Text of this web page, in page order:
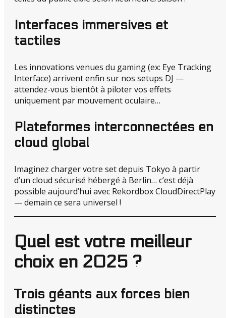
Interfaces immersives et
tactiles
Les innovations venues du gaming (ex: Eye Tracking
Interface) arrivent enfin sur nos setups DJ —
attendez-vous bientôt à piloter vos effets
uniquement par mouvement oculaire…
Plateformes interconnectées en
cloud global
Imaginez charger votre set depuis Tokyo à partir
d’un cloud sécurisé hébergé à Berlin… c’est déjà
possible aujourd’hui avec Rekordbox CloudDirectPlay
— demain ce sera universel !
Quel est votre meilleur
choix en 2025 ?
Trois géants aux forces bien
distinctes